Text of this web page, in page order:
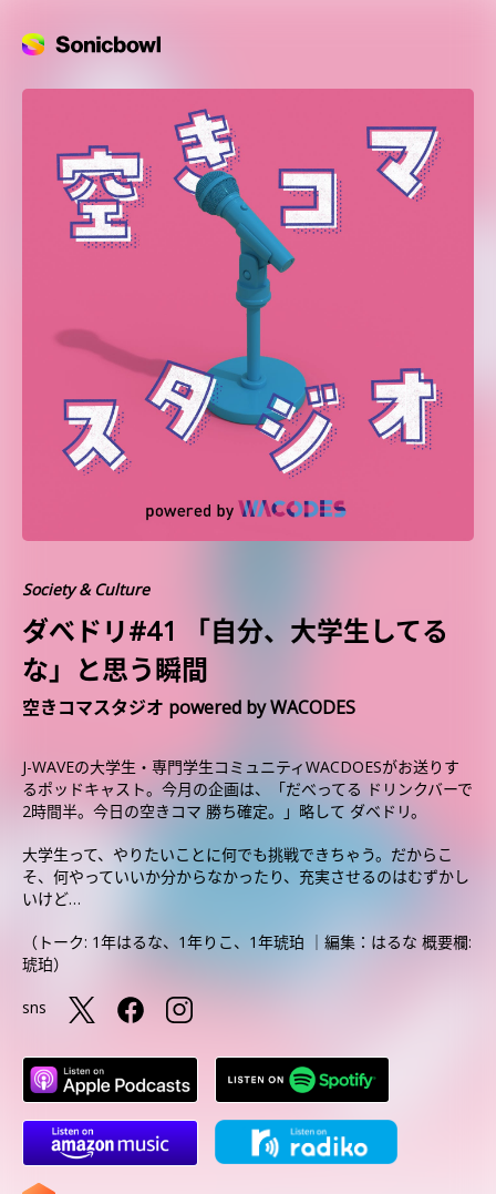
Society & Culture
ダべドリ#41 「自分、大学生してる
な」と思う瞬間
空きコマスタジオ powered by WACODES
J-WAVEの大学生・専門学生コミュニティWACDOESがお送りす
るポッドキャスト。今月の企画は、「だべってる ドリンクバーで
2時間半。今日の空きコマ 勝ち確定。」略して ダベドリ。
大学生って、やりたいことに何でも挑戦できちゃう。だからこ
そ、何やっていいか分からなかったり、充実させるのはむずかし
いけど…
（トーク: 1年はるな、1年りこ、1年琥珀 ｜編集：はるな 概要欄:
琥珀）
sns